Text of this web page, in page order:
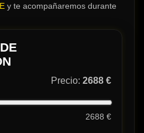
y te acompañaremos durante
Precio: 2688 €
2688 €